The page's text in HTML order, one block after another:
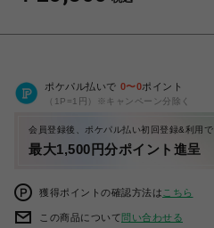
ポケパル払いで 0〜0ポイント
（1P=1円）※キャンペーン分除く
会員登録後、ポケパル払い初回登録&利用で
最大1,500円分ポイント進呈
獲得ポイントの確認方法は こちら
この商品について問い合わせる